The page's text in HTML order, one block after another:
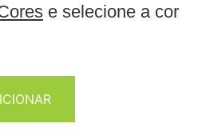
e selecione a cor